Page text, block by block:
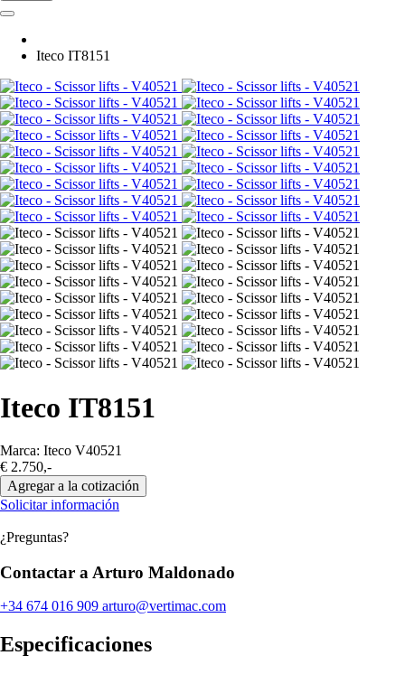
Iteco IT8151
Iteco IT8151
Marca: Iteco V40521
€ 2.750,-
Solicitar información
¿Preguntas?
Contactar a Arturo Maldonado
+34 674 016 909 arturo@vertimac.com
Especificaciones